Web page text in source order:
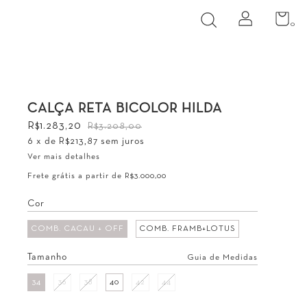
0
CALÇA RETA BICOLOR HILDA
R$1.283,20
R$3.208,00
6 x de R$213,87 sem juros
Ver mais detalhes
Frete grátis a partir de R$3.000,00
Cor
COMB. CACAU + OFF COMB. FRAMB+LOTUS
Tamanho Guia de Medidas
34 36 38 40 42 44